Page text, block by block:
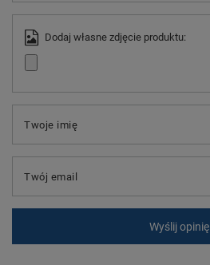
Dodaj własne zdjęcie produktu:
Twoje imię
Twój email
Wyślij opinię